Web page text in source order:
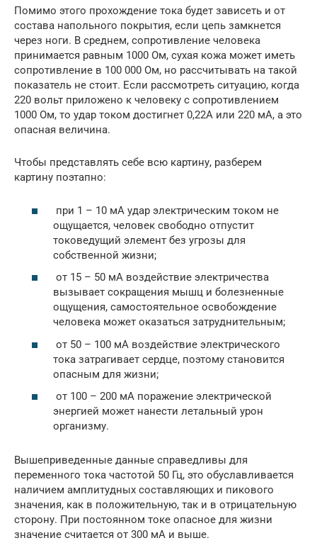
Помимо этого прохождение тока будет зависеть и от
состава напольного покрытия, если цепь замкнется
через ноги. В среднем, сопротивление человека
принимается равным 1000 Ом, сухая кожа может иметь
сопротивление в 100 000 Ом, но рассчитывать на такой
показатель не стоит. Если рассмотреть ситуацию, когда
220 вольт приложено к человеку с сопротивлением
1000 Ом, то удар током достигнет 0,22А или 220 мА, а это
опасная величина.
Чтобы представлять себе всю картину, разберем
картину поэтапно:
при 1 – 10 мА удар электрическим током не
ощущается, человек свободно отпустит
токоведущий элемент без угрозы для
собственной жизни;
от 15 – 50 мА воздействие электричества
вызывает сокращения мышц и болезненные
ощущения, самостоятельное освобождение
человека может оказаться затруднительным;
от 50 – 100 мА воздействие электрического
тока затрагивает сердце, поэтому становится
опасным для жизни;
от 100 – 200 мА поражение электрической
энергией может нанести летальный урон
организму.
Вышеприведенные данные справедливы для
переменного тока частотой 50 Гц, это обуславливается
наличием амплитудных составляющих и пикового
значения, как в положительную, так и в отрицательную
сторону. При постоянном токе опасное для жизни
значение считается от 300 мА и выше.